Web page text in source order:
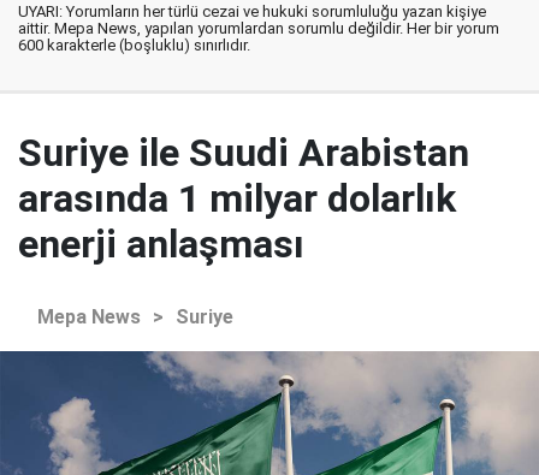
UYARI: Yorumların her türlü cezai ve hukuki sorumluluğu yazan kişiye
aittir. Mepa News, yapılan yorumlardan sorumlu değildir. Her bir yorum
600 karakterle (boşluklu) sınırlıdır.
Suriye ile Suudi Arabistan
arasında 1 milyar dolarlık
enerji anlaşması
Mepa News > Suriye